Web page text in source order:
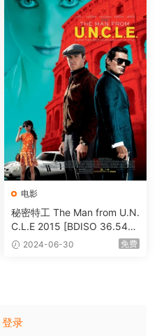
电影
秘密特工 The Man from U.N.
C.L.E 2015 [BDISO 36.54G
B] 2024-06-30 免费
登录